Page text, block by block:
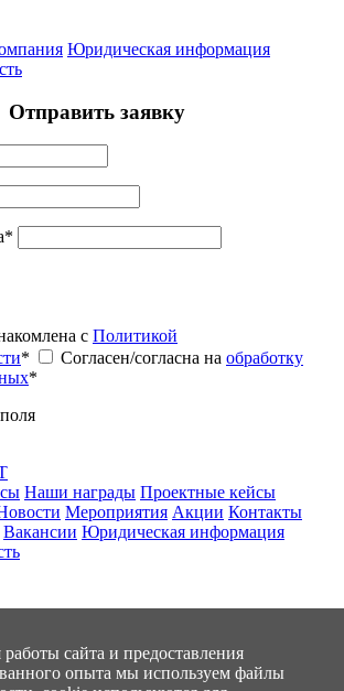
Юридическая информация
сайта и предоставления
опыта мы используем файлы
Отправить заявку
*
с Политикой
* Согласен/согласна на обработку
*
Наши награды Проектные кейсы
Мероприятия Акции Контакты
Вакансии Юридическая информация